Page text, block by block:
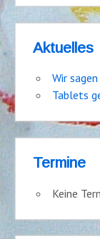
Aktuelles
Wir
Tablets
Termine
Keine